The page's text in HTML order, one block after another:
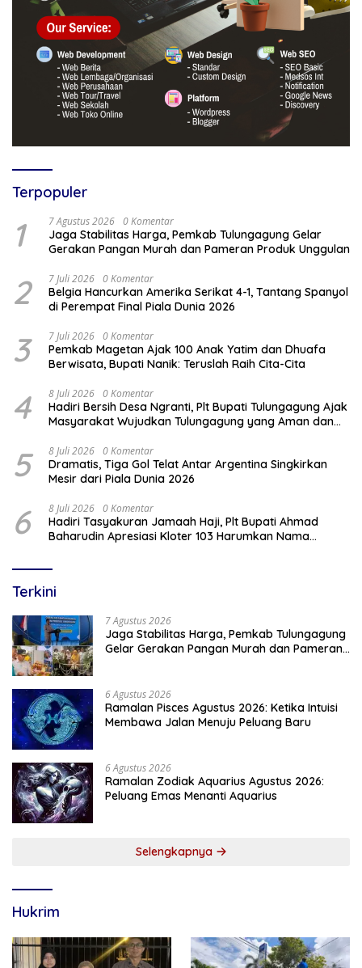
Terpopuler
1 7 Agustus 2026 0 Komentar
Jaga Stabilitas Harga, Pemkab Tulungagung Gelar
Gerakan Pangan Murah dan Pameran Produk Unggulan
2 7 Juli 2026 0 Komentar
Belgia Hancurkan Amerika Serikat 4-1, Tantang Spanyol
di Perempat Final Piala Dunia 2026
3 7 Juli 2026 0 Komentar
Pemkab Magetan Ajak 100 Anak Yatim dan Dhuafa
Berwisata, Bupati Nanik: Teruslah Raih Cita-Cita
4 8 Juli 2026 0 Komentar
Hadiri Bersih Desa Ngranti, Plt Bupati Tulungagung Ajak
Masyarakat Wujudkan Tulungagung yang Aman dan
5 8 Juli 2026 0 Komentar
Dramatis, Tiga Gol Telat Antar Argentina Singkirkan
Mesir dari Piala Dunia 2026
6 8 Juli 2026 0 Komentar
Hadiri Tasyakuran Jamaah Haji, Plt Bupati Ahmad
Baharudin Apresiasi Kloter 103 Harumkan Nama
Terkini
7 Agustus 2026
Jaga Stabilitas Harga, Pemkab Tulungagung
Gelar Gerakan Pangan Murah dan Pameran
6 Agustus 2026
Ramalan Pisces Agustus 2026: Ketika Intuisi
Membawa Jalan Menuju Peluang Baru
6 Agustus 2026
Ramalan Zodiak Aquarius Agustus 2026:
Peluang Emas Menanti Aquarius
Selengkapnya
Hukrim